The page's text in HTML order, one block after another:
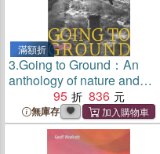
滿額折
3.Going to Ground：An
anthology of nature and
95 836
無庫存